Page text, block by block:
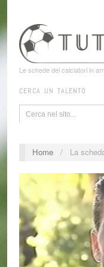
Le schede dei calciatori in
CERCA UN TALENTO
Home / La